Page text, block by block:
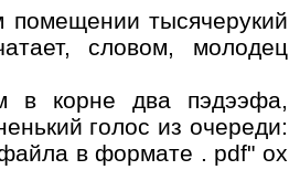
помещении тысячерукий
словом, молодец
в корне два пэдээфа,
голос из очереди:
в формате . pdf" ох